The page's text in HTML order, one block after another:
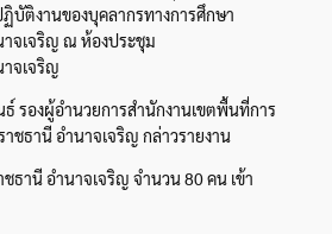
ฏิบัติงานของบุคลากรทางการศึกษา
จเจริญ ณ ห้องประชุม
จเจริญ
รองผู้อำนวยการสำนักงานเขตพื้นที่การ
ชธานี อำนาจเจริญ กล่าวรายงาน
ธานี อำนาจเจริญ จำนวน 80 คน เข้า